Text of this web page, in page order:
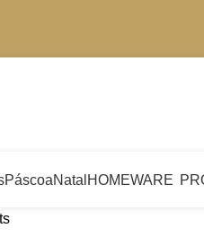
PáscoaNatal HOMEWARE